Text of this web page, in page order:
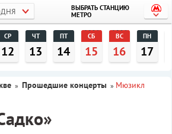
ВЫБРАТЬ СТАНЦИЮ
МЕТРО
СР
12
ЧТ
13
ПТ
14
СБ
15
ВС
16
ПН
17
» Прошедшие концерты » Мюзикл